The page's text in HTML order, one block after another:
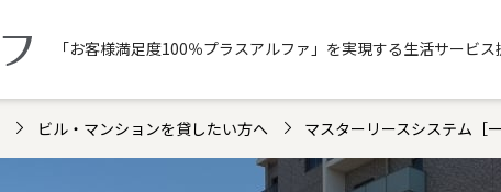
「お客様満足度100％プラスアルファ」を実現する生活サービス
ビル・マンションを貸したい方へ マスターリースシステム［一